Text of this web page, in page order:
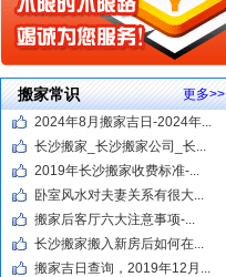
搬家常识
更多>>
2024年8月搬家吉日-2024年...
长沙搬家_长沙搬家公司_长...
2019年长沙搬家收费标准-...
卧室风水对夫妻关系有很大...
搬家后客厅六大注意事项-...
长沙搬家搬入新房后如何在...
搬家吉日查询，2019年12月...